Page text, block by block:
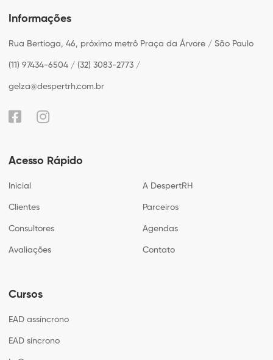
Informações
Rua Bertioga, 46, próximo metrô Praça da Árvore / São Paulo
(11) 97434-6504 / (32) 3083-2773 /
gelza@despertrh.com.br
Acesso Rápido
Inicial A DespertRH
Clientes Parceiros
Consultores Agendas
Avaliações Contato
Cursos
EAD assíncrono
EAD síncrono